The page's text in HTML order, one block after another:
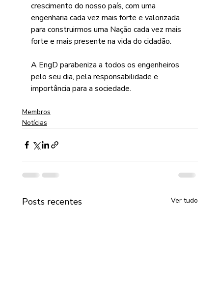
crescimento do nosso país, com uma
engenharia cada vez mais forte e valorizada
para construirmos uma Nação cada vez mais
forte e mais presente na vida do cidadão.
A EngD parabeniza a todos os engenheiros
pelo seu dia, pela responsabilidade e
importância para a sociedade.
Membros
Notícias
Posts recentes Ver tudo